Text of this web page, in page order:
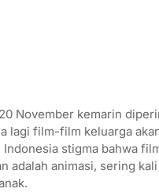
November kemarin
lagi film-film keluarga
Indonesia stigma bahwa
adalah animasi, sering